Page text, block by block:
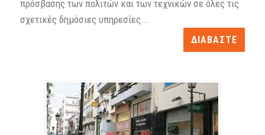
πρόσβασης των πολιτών και των τεχνικών σε όλες τις
σχετικές δημόσιες υπηρεσίες...
ΔΙΑΒΑΣΤΕ